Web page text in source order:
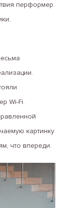
перформер
Wi-Fi.
картинку
что впереди.